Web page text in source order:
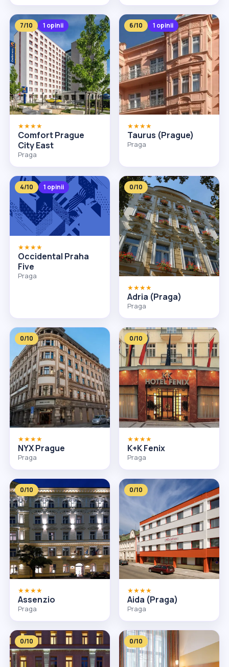
7/10 1 opinii
★★★★
Comfort Prague
City East
Praga
6/10 1 opinii
★★★★
Taurus (Prague)
Praga
4/10 1 opinii
★★★★
Occidental Praha
Five
Praga
0/10
★★★★
Adria (Praga)
Praga
0/10
★★★★
NYX Prague
Praga
0/10
★★★★
K+K Fenix
Praga
0/10
★★★★
Assenzio
Praga
0/10
★★★★
Aida (Praga)
Praga
0/10 0/10